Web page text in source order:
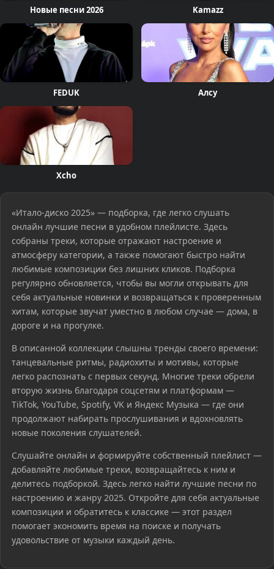
Новые песни 2026 Kamazz
FEDUK Алсу
Xcho
«Итало-диско 2025» — подборка, где легко слушать
онлайн лучшие песни в удобном плейлисте. Здесь
собраны треки, которые отражают настроение и
атмосферу категории, а также помогают быстро найти
любимые композиции без лишних кликов. Подборка
регулярно обновляется, чтобы вы могли открывать для
себя актуальные новинки и возвращаться к проверенным
хитам, которые звучат уместно в любом случае — дома, в
дороге и на прогулке.
В описанной коллекции слышны тренды своего времени:
танцевальные ритмы, радиохиты и мотивы, которые
легко распознать с первых секунд. Многие треки обрели
вторую жизнь благодаря соцсетям и платформам —
TikTok, YouTube, Spotify, VK и Яндекс Музыка — где они
продолжают набирать прослушивания и вдохновлять
новые поколения слушателей.
Слушайте онлайн и формируйте собственный плейлист —
добавляйте любимые треки, возвращайтесь к ним и
делитесь подборкой. Здесь легко найти лучшие песни по
настроению и жанру 2025. Откройте для себя актуальные
композиции и обратитесь к классике — этот раздел
помогает экономить время на поиске и получать
удовольствие от музыки каждый день.